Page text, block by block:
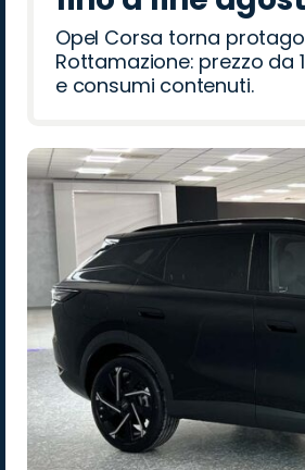
Opel Corsa torna
Rottamazione: prezzo da
e consumi contenuti.